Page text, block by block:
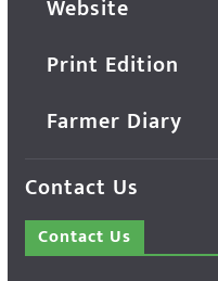
Website
Print Edition
Farmer Diary
Contact Us
Contact Us